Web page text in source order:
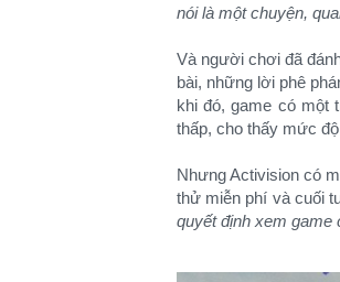
nói là một chuyện,
Và người chơi đã
bài, những lời phê
khi đó, game có một
thấp, cho thấy mức độ
Nhưng Activision có
thử miễn phí và cuối
quyết định xem game